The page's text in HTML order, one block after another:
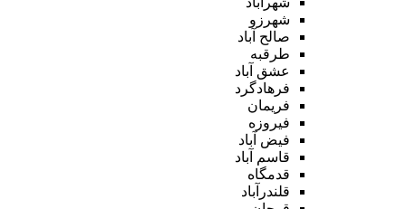
شهرزو
صالح آباد
طرقبه
عشق آباد
فرهادگرد
فریمان
فیروزه
فیض آباد
قاسم آباد
قدمگاه
قلندرآباد